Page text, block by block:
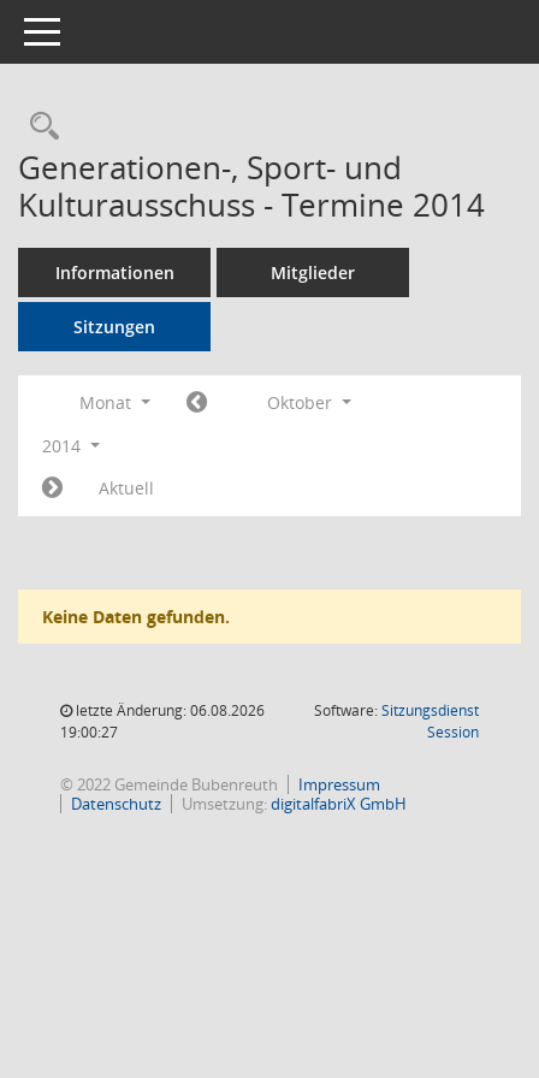
Toggle navigation
Rechercheauswahl
Generationen-, Sport- und
Kulturausschuss - Termine 2014
Informationen Mitglieder
Sitzungen
Monat
Oktober
2014
Aktuell
Keine Daten gefunden.
letzte Änderung: 06.08.2026
19:00:27
Software:Sitzungsdienst
Session(Wird in
© 2022 Gemeinde Bubenreuth
Impressum
Datenschutz
Umsetzung:digitalfabriX GmbH